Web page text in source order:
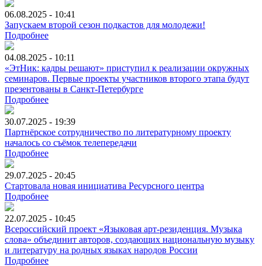
06.08.2025 - 10:41
Запускаем второй сезон подкастов для молодежи!
Подробнее
04.08.2025 - 10:11
«ЭтНик: кадры решают» приступил к реализации окружных
семинаров. Первые проекты участников второго этапа будут
презентованы в Санкт-Петербурге
Подробнее
30.07.2025 - 19:39
Партнёрское сотрудничество по литературному проекту
началось со съёмок телепередачи
Подробнее
29.07.2025 - 20:45
Стартовала новая инициатива Ресурсного центра
Подробнее
22.07.2025 - 10:45
Всероссийский проект «Языковая арт-резиденция. Музыка
слова» объединит авторов, создающих национальную музыку
и литературу на родных языках народов России
Подробнее